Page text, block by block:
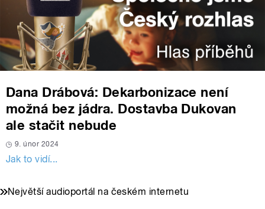
Dana Drábová: Dekarbonizace není
možná bez jádra. Dostavba Dukovan
ale stačit nebude
9. únor 2024
Jak to vidí...
Největší audioportál na českém internetu